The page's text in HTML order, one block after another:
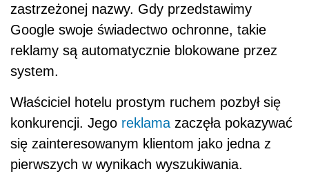
zastrzeżonej nazwy. Gdy przedstawimy
Google swoje świadectwo ochronne, takie
reklamy są automatycznie blokowane przez
system.
Właściciel hotelu prostym ruchem pozbył się
konkurencji. Jego reklama zaczęła pokazywać
się zainteresowanym klientom jako jedna z
pierwszych w wynikach wyszukiwania.